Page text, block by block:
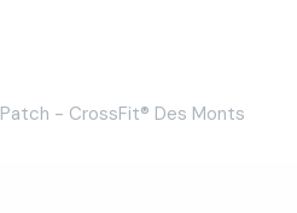
Patch - CrossFit® Des Monts